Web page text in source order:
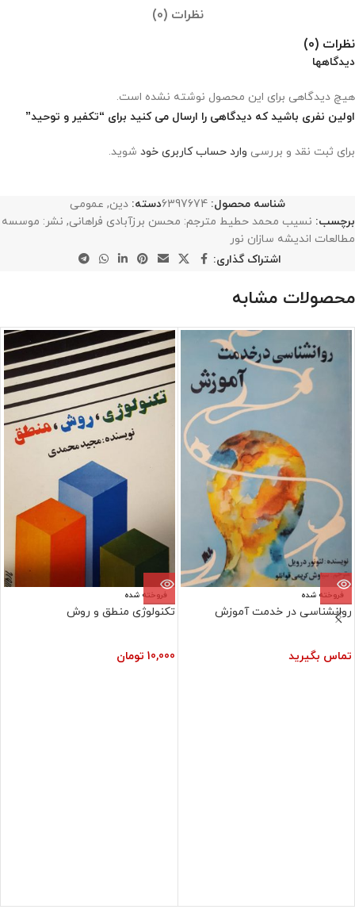
نظرات (0)
نظرات (0)
دیدگاهها
هیچ دیدگاهی برای این محصول نوشته نشده است.
اولین نفری باشید که دیدگاهی را ارسال می کنید برای “تکفیر و توحید”
برای ثبت نقد و بررسی وارد حساب کاربری خود شوید.
شناسه محصول: 6397674دسته: دین, عمومی
برچسب: نسیب محمد حطیط مترجم: محسن برزآبادی فراهانی, نشر: موسسه
مطالعات اندیشه سازان نور
اشتراک گذاری:
محصولات مشابه
فروخته شده
روانشناسی در خدمت آموزش
تماس بگیرید
فروخته شده
تکنولوژی منطق و روش
10,000 تومان